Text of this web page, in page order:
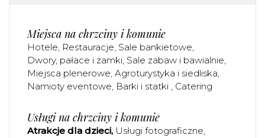
Miejsca na chrzciny i komunie
Hotele Restauracje Sale bankietowe
Dwory, pałace i zamki Sale zabaw i bawialnie
Miejsca plenerowe Agroturystyka i siedliska
Namioty eventowe Barki i statki Catering
Usługi na chrzciny i komunie
Atrakcje dla dzieci Usługi fotograficzne